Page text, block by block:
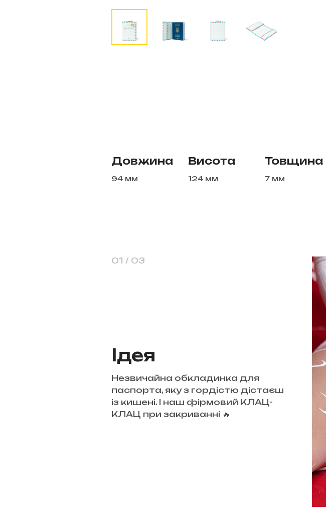
Довжина
94 мм
Висота
124 мм
Товщина
7 мм
Ідея
Незвичайна обкладинка для
паспорта, яку з гордістю дістаєш
із кишені. І наш фірмовий КЛАЦ-
КЛАЦ при закриванні 🔥
1 / 3